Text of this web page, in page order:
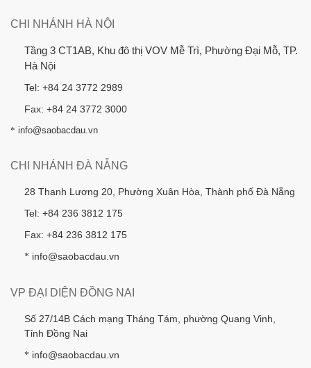
CHI NHÁNH HÀ NỘI
Tầng 3 CT1AB, Khu đô thị VOV Mễ Trì, Phường Đại Mỗ, TP.
Hà Nội
Tel: +84 24 3772 2989
Fax: +84 24 3772 3000
* info@saobacdau.vn
CHI NHÁNH ĐÀ NẴNG
28 Thanh Lương 20, Phường Xuân Hòa, Thành phố Đà Nẵng
Tel: +84 236 3812 175
Fax: +84 236 3812 175
* info@saobacdau.vn
VP ĐẠI DIỆN ĐỒNG NAI
Số 27/14B Cách mạng Tháng Tám, phường Quang Vinh,
Tỉnh Đồng Nai
* info@saobacdau.vn